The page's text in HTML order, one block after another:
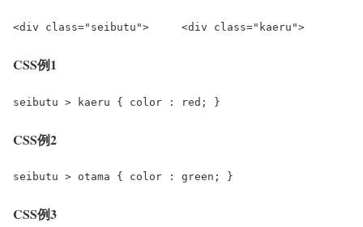
<div class="seibutu">     <div class="kaeru">
CSS例1
seibutu > kaeru { color : red; }
CSS例2
seibutu > otama { color : green; }
CSS例3